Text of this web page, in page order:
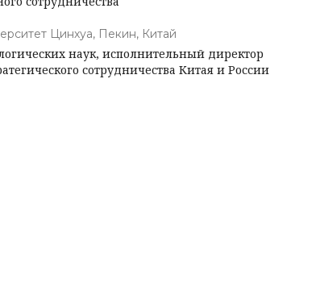
Цинхуа, Пекин, Китай
наук, исполнительный директор
сотрудничества Китая и России